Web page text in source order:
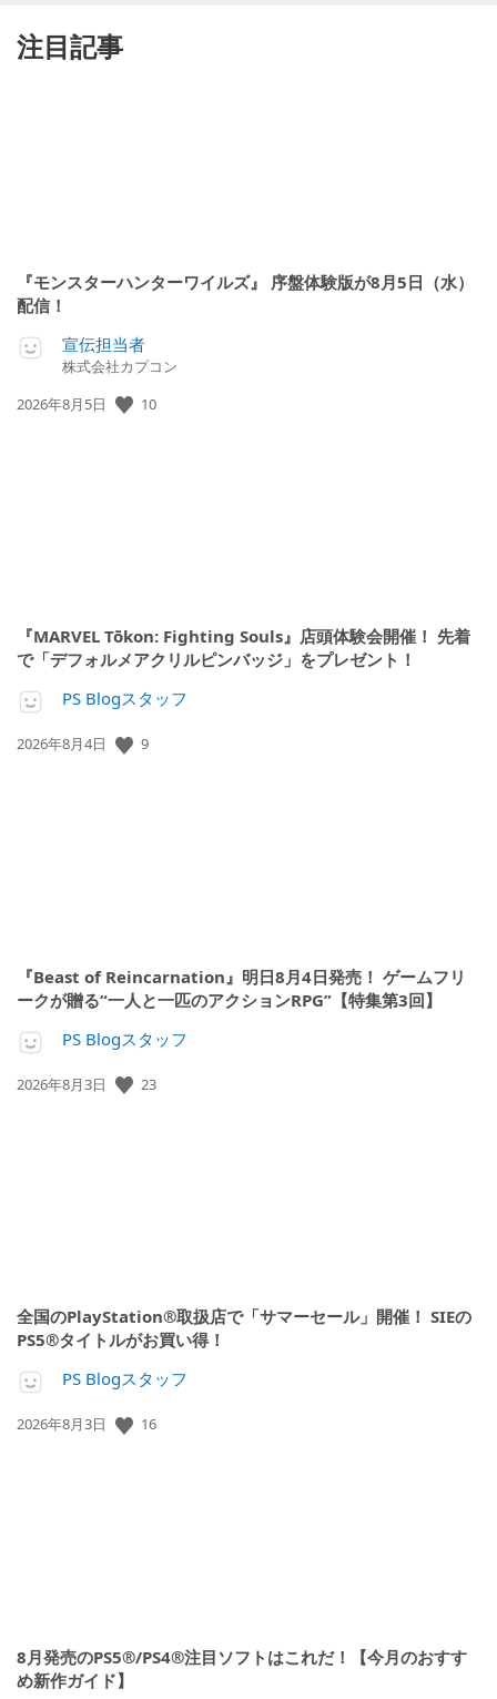
注目記事
『モンスターハンターワイルズ』 序盤体験版が8月5日（水）
配信！
宣伝担当者
株式会社カプコン
公
2026年8月5日 10
『MARVEL Tōkon: Fighting Souls』店頭体験会開催！ 先着
で「デフォルメアクリルピンバッジ」をプレゼント！
PS Blogスタッフ
公
2026年8月4日 9
『Beast of Reincarnation』明日8月4日発売！ ゲームフリ
ークが贈る“一人と一匹のアクションRPG”【特集第3回】
PS Blogスタッフ
公
2026年8月3日 23
全国のPlayStation®取扱店で「サマーセール」開催！ SIEの
PS5®タイトルがお買い得！
PS Blogスタッフ
公
2026年8月3日 16
8月発売のPS5®/PS4®注目ソフトはこれだ！【今月のおすす
め新作ガイド】